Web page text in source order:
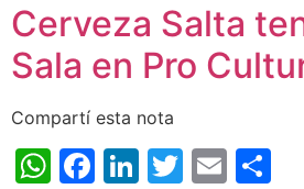
Cerveza Salta
Sala en Pro
Compartí esta nota
WhatsApp
Facebook
LinkedIn
Twitter
Email